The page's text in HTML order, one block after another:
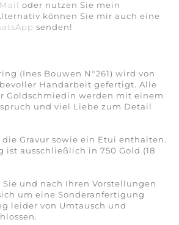
oder nutzen Sie mein
können Sie mir auch eine
senden!
(Ines Bouwen N°261) wird von
Handarbeit gefertigt. Alle
Goldschmiedin werden mit einem
und viel Liebe zum Detail
Gravur sowie ein Etui enthalten.
ist ausschließlich in 750 Gold (18
und nach Ihren Vorstellungen
um eine Sonderanfertigung
leider von Umtausch und